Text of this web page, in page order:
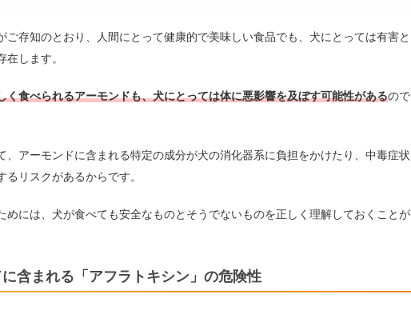
ご存知のとおり、人間にとって健康的で美味しい食品でも、犬にとっては有害と
します。
く食べられるアーモンドも、犬にとっては体に悪影響を及ぼす可能性があるので
、アーモンドに含まれる特定の成分が犬の消化器系に負担をかけたり、中毒症状
るリスクがあるからです。
めには、犬が食べても安全なものとそうでないものを正しく理解しておくことが
含まれる「アフラトキシン」の危険性